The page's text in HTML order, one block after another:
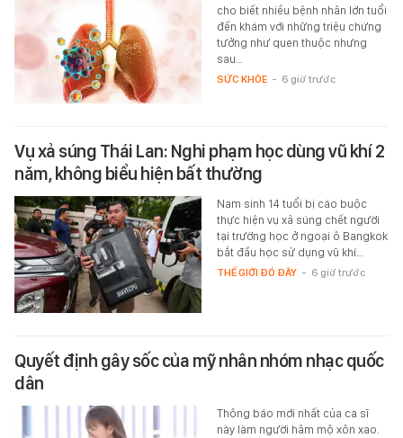
cho biết nhiều bệnh nhân lớn tuổi
đến khám với những triệu chứng
tưởng như quen thuộc nhưng
sau…
SỨC KHỎE - 6 giờ trước
Vụ xả súng Thái Lan: Nghi phạm học dùng vũ khí 2
năm, không biểu hiện bất thường
Nam sinh 14 tuổi bị cáo buộc
thực hiện vụ xả súng chết người
tại trường học ở ngoại ô Bangkok
bắt đầu học sử dụng vũ khí…
THẾ GIỚI ĐÓ ĐÂY - 6 giờ trước
Quyết định gây sốc của mỹ nhân nhóm nhạc quốc
dân
Thông báo mới nhất của ca sĩ
này làm người hâm mộ xôn xao.